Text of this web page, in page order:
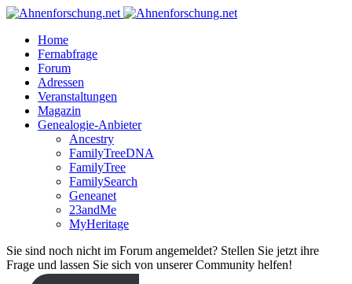
Home
Fernabfrage
Forum
Adressen
Veranstaltungen
Magazin
Genealogie-Anbieter
Ancestry
FamilyTreeDNA
FamilyTree
FamilySearch
Geneanet
23andMe
MyHeritage
Sie sind noch nicht im Forum angemeldet? Stellen Sie jetzt ihre
Frage und lassen Sie sich von unserer Community helfen!